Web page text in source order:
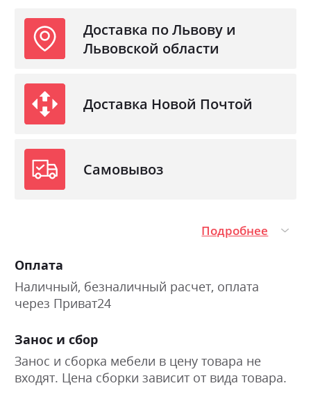
Доставка по Львову и
Львовской области
Доставка Новой Почтой
Самовывоз
Подробнее
Оплата
Наличный, безналичный расчет, оплата
через Приват24
Занос и сбор
Занос и сборка мебели в цену товара не
входят. Цена сборки зависит от вида товара.